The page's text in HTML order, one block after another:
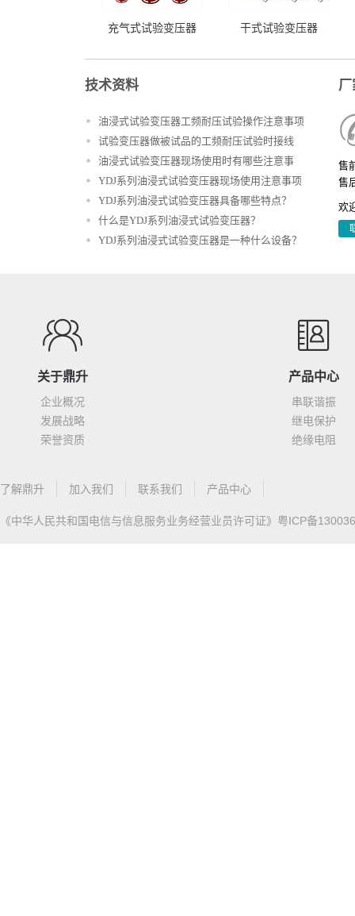
充气式试验变压器 干式试验变压器
技术资料
油浸式试验变压器工频耐压试验操作注意事项
试验变压器做被试品的工频耐压试验时接线
油浸式试验变压器现场使用时有哪些注意事
项？
YDJ系列油浸式试验变压器现场使用注意事项
YDJ系列油浸式试验变压器具备哪些特点？
什么是YDJ系列油浸式试验变压器？
YDJ系列油浸式试验变压器是一种什么设备？
厂
售
售
欢
关于鼎升
企业概况
发展战略
荣誉资质
产品中心
串联谐振
继电保护
绝缘电阻
了解鼎升 加入我们 联系我们 产品中心
《中华人民共和国电信与信息服务业务经营业员许可证》 粤ICP备